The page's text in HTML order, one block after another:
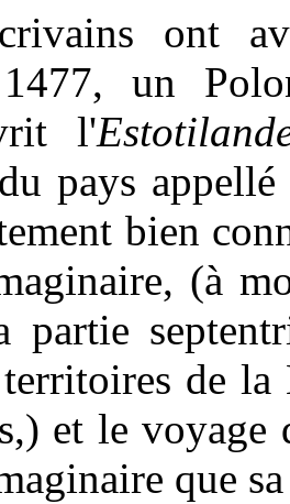
ont
un
l'
pays
bien
(à
partie
de la
et le voyage
que